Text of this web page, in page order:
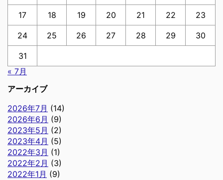
17 18 19 20 21 22 23
24 25 26 27 28 29 30
31
« 7月
アーカイブ
2026年7月 (14)
2026年6月 (9)
2023年5月 (2)
2023年4月 (5)
2022年3月 (1)
2022年2月 (3)
2022年1月 (9)